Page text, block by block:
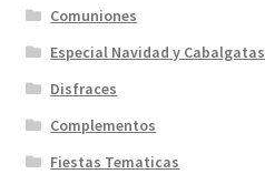
Comuniones
Especial Navidad y Cabalgatas
Disfraces
Complementos
Fiestas Tematicas